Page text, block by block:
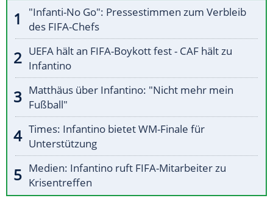
"Infanti-No Go": Pressestimmen zum Verbleib
des FIFA-Chefs
UEFA hält an FIFA-Boykott fest - CAF hält zu
Infantino
Matthäus über Infantino: "Nicht mehr mein
Fußball"
Times: Infantino bietet WM-Finale für
Unterstützung
Medien: Infantino ruft FIFA-Mitarbeiter zu
Krisentreffen